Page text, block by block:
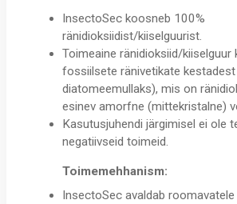
InsectoSec koosneb 100%
ränidioksiidist/kiiselguurist.
Toimeaine ränidioksiid/kiiselguur
fossiilsete ränivetikate
diatomeemullaks), mis on
esinev amorfne (mittekristalne)
Kasutusjuhendi järgimisel ei ole
negatiivseid toimeid.
Toimemehhanism:
InsectoSec avaldab roomavatele